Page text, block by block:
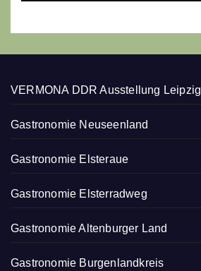
VERMONA DDR Ausstellung Leipzig
Gastronomie Neuseenland
Gastronomie Elsteraue
Gastronomie Elsterradweg
Gastronomie Altenburger Land
Gastronomie Burgenlandkreis